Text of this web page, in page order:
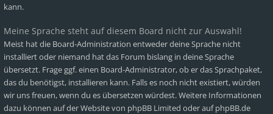
kann.
Meine Sprache steht auf diesem Board nicht zur Auswahl!
Meist hat die Board-Administration entweder deine Sprache nicht
installiert oder niemand hat das Forum bislang in deine Sprache
übersetzt. Frage ggf. einen Board-Administrator, ob er das Sprachpaket,
das du benötigst, installieren kann. Falls es noch nicht existiert, würden
wir uns freuen, wenn du es übersetzen würdest. Weitere Informationen
dazu können auf der Website von phpBB Limited oder aufphpBB.de